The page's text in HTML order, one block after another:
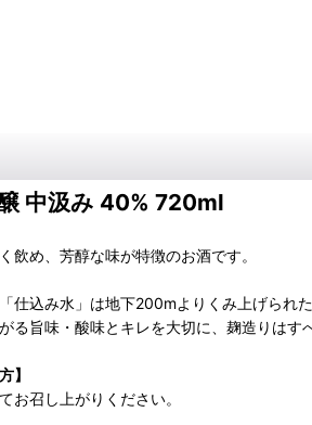
中汲み 40% 720ml
飲め、芳醇な味が特徴のお酒です。
仕込み水」は地下200mよりくみ上げられ
る旨味・酸味とキレを大切に、麹造りはす
】
お召し上がりください。